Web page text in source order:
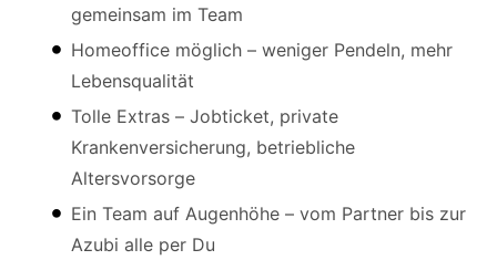
gemeinsam im Team
Homeoffice möglich – weniger Pendeln, mehr
Lebensqualität
Tolle Extras – Jobticket, private
Krankenversicherung, betriebliche
Altersvorsorge
Ein Team auf Augenhöhe – vom Partner bis zur
Azubi alle per Du